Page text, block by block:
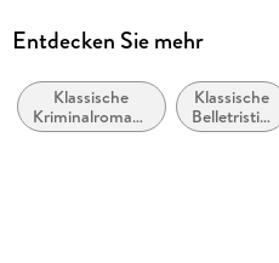
Reihe
Autor/Autorin
Agatha Christie
Entdecken Sie mehr
Klassische
Kriminalromane
und Mystery
Klassische
Belletristik:
allgemein